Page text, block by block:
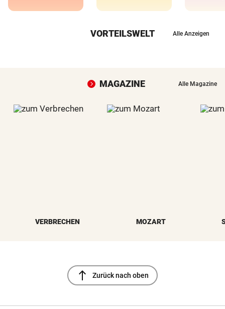
VORTEILSWELT Alle Anzeigen
MAGAZINE Alle Magazine
VERBRECHEN MOZART
north Zurück nach oben